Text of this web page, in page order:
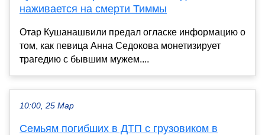
наживается на смерти Тиммы
Отар Кушанашвили предал огласке информацию о
том, как певица Анна Седокова монетизирует
трагедию с бывшим мужем....
10:00, 25 Мар
Семьям погибших в ДТП с грузовиком в